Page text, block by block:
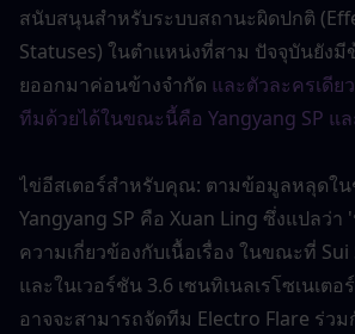
สนับสนุนสำหรับระบบสถานะผิดปกติ
Statuses) ในตำแหน่งที่สาม ปัจจุบันยัง
ยออกมาค่อนข้างจำกัด และตัวละครเดีย
ทีมด้วยได้ในขณะนี้คือ Yangyang SP แ
ไข่อีสเตอร์สำหรับคุณ: ตามข้อมูลหลุดใ
Yangyang SP คือ Xuan Ling ซึ่งแปลว่
ความเกี่ยวข้องกับเนื้อเรื่อง ในขณะที่
และในเวอร์ชัน 3.6 เซนทิเนลเรโซเนเต
อาจจะสามารถจัดทีม Electro Flare ร่วม